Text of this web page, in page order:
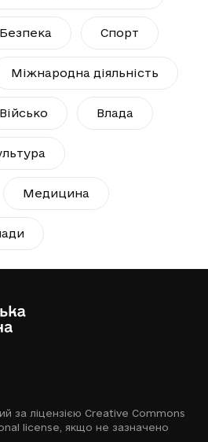
Безпека Спорт
Міжнародна діяльність
Військо Влада
Медицина
за ліцензією Creative Commons
license , якщо не зазначено